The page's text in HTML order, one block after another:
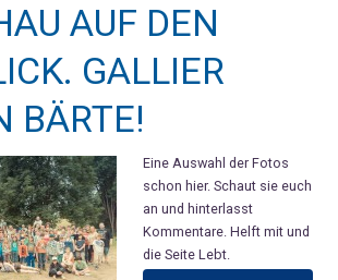
AUF DEN
GALLIER
BÄRTE!
Eine Auswahl der Fotos
schon hier. Schaut sie euch
an und hinterlasst
Kommentare. Helft mit und
die Seite Lebt.